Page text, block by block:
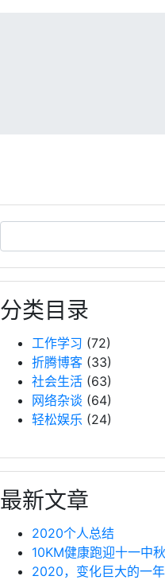
分类目录
工作学习 (72)
折腾博客 (33)
社会生活 (63)
网络杂谈 (64)
轻松娱乐 (24)
最新文章
2020个人总结
10KM健康跑迎十一中秋
2020，变化巨大的一年